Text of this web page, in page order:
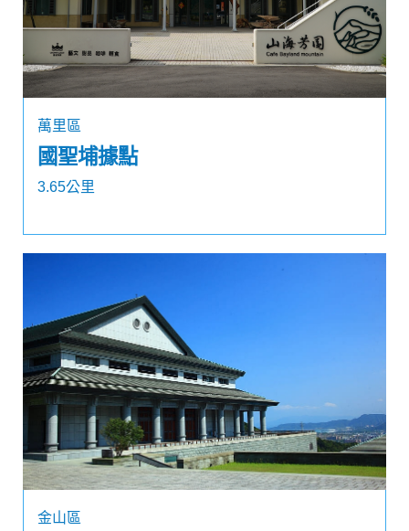
萬里區
國聖埔據點
3.65公里
金山區